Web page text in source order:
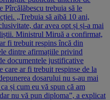
trebuia să le
„Trebuia să aibă 10 ani,
dar avea opt și și-a mai
Ministrul Miruă a confirmat,
fi trebuit respins încă din
dintre afirmațiile privind
documentele justificative
care ar fi trebuit respinse de la
dosarului nu s-au mai
și cum eu vă spun că am
nu vă pun diploma”, a explicat